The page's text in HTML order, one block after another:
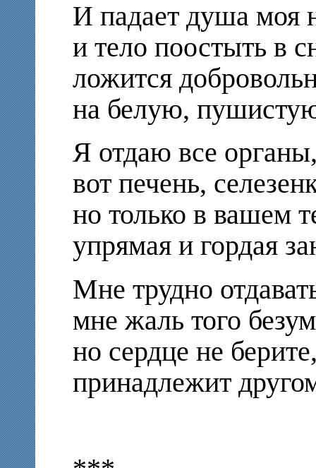
И падает душа моя
и тело поостыть в
ложится
на белую,
Я отдаю все
вот печень,
но только в вашем
упрямая и гордая
Мне трудно
мне жаль того
но сердце не
принадлежит